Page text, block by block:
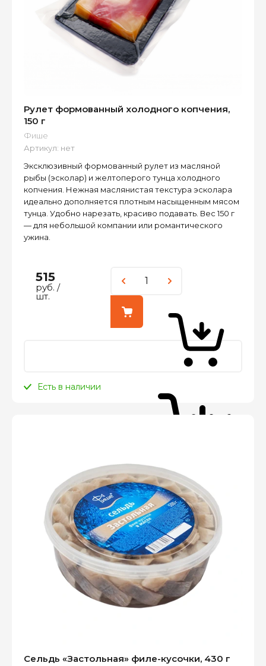
Рулет формованный холодного копчения,
150 г
Фише
Артикул: нет
Эксклюзивный формованный рулет из масляной
рыбы (эсколар) и желтоперого тунца холодного
копчения. Нежная маслянистая текстура эсколара
идеально дополняется плотным насыщенным мясом
тунца. Удобно нарезать, красиво подавать. Вес 150 г
— для небольшой компании или романтического
ужина.
515
руб. /
шт.
Есть в наличии
Сельдь «Застольная» филе-кусочки, 430 г